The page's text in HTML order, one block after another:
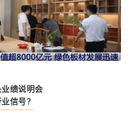
绩说明会
信号？